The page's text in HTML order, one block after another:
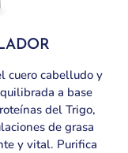
cuero cabelludo y
a base
del Trigo,
de grasa
y vital. Purifica